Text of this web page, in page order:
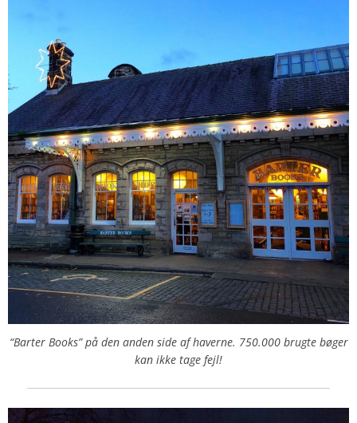
“Barter Books” på den anden side af haverne. 750.000 brugte bøger
kan ikke tage fejl!